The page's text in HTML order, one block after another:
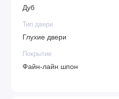
Дуб
Тип двери
Глухие двери
Покрытие
Файн-лайн шпон